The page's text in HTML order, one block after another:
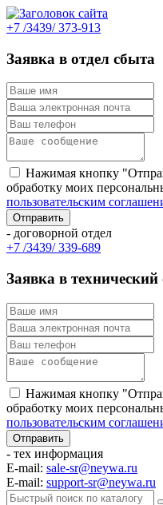
+7 /3439/ 373-913
Заявка в отдел сбыта
Нажимая кнопку
обработку моих
пользовательским
- договорной отдел
+7 /3439/ 339-689
Заявка в технический
Нажимая кнопку
обработку моих
пользовательским
- тех информация
E-mail: sale-sr@neywa.ru
E-mail: support-sr@neywa.ru